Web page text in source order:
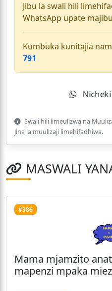
Jibu la swali hili
WhatsApp upate
Kumbuka kunitajia
791
Swali hili limeulizwa na
Jina la muulizaji limehifadhiwa.
MASWALI
#386
Mama mjamzito
mapenzi mpaka